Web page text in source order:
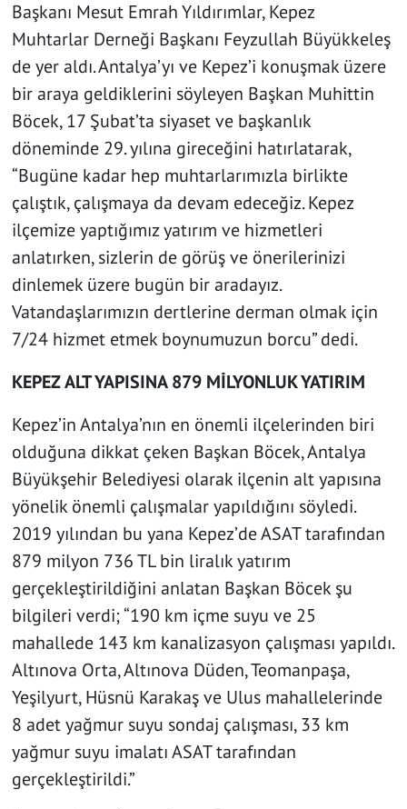
Başkanı Mesut Emrah Yıldırımlar, Kepez
Muhtarlar Derneği Başkanı Feyzullah Büyükkeleş
de yer aldı. Antalya’yı ve Kepez’i konuşmak üzere
bir araya geldiklerini söyleyen Başkan Muhittin
Böcek, 17 Şubat’ta siyaset ve başkanlık
döneminde 29. yılına gireceğini hatırlatarak,
“Bugüne kadar hep muhtarlarımızla birlikte
çalıştık, çalışmaya da devam edeceğiz. Kepez
ilçemize yaptığımız yatırım ve hizmetleri
anlatırken, sizlerin de görüş ve önerilerinizi
dinlemek üzere bugün bir aradayız.
Vatandaşlarımızın dertlerine derman olmak için
7/24 hizmet etmek boynumuzun borcu” dedi.
KEPEZ ALT YAPISINA 879 MİLYONLUK YATIRIM
Kepez’in Antalya’nın en önemli ilçelerinden biri
olduğuna dikkat çeken Başkan Böcek, Antalya
Büyükşehir Belediyesi olarak ilçenin alt yapısına
yönelik önemli çalışmalar yapıldığını söyledi.
2019 yılından bu yana Kepez’de ASAT tarafından
879 milyon 736 TL bin liralık yatırım
gerçekleştirildiğini anlatan Başkan Böcek şu
bilgileri verdi; “190 km içme suyu ve 25
mahallede 143 km kanalizasyon çalışması yapıldı.
Altınova Orta, Altınova Düden, Teomanpaşa,
Yeşilyurt, Hüsnü Karakaş ve Ulus mahallelerinde
8 adet yağmur suyu sondaj çalışması, 33 km
yağmur suyu imalatı ASAT tarafından
gerçekleştirildi.”